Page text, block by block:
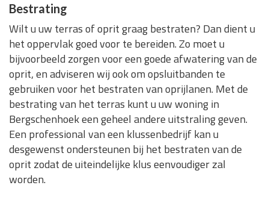
Bestrating
Wilt u uw terras of oprit graag bestraten? Dan dient u
het oppervlak goed voor te bereiden. Zo moet u
bijvoorbeeld zorgen voor een goede afwatering van de
oprit, en adviseren wij ook om opsluitbanden te
gebruiken voor het bestraten van oprijlanen. Met de
bestrating van het terras kunt u uw woning in
Bergschenhoek een geheel andere uitstraling geven.
Een professional van een klussenbedrijf kan u
desgewenst ondersteunen bij het bestraten van de
oprit zodat de uiteindelijke klus eenvoudiger zal
worden.